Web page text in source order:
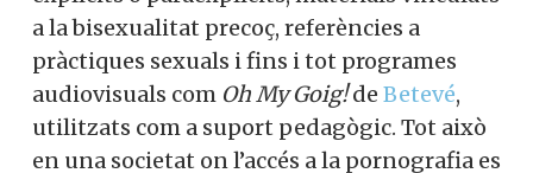
a la bisexualitat precoç, referències a
pràctiques sexuals i fins i tot programes
audiovisuals com Oh My Goig!de Betevé,
utilitzats com a suport pedagògic. Tot això
en una societat on l’accés a la pornografia es